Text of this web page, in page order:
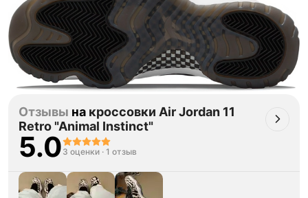
Тройная гарантия
оригинальности
Товар сертифицирован и опломбирован.
Проверяем на оригинальность
по 16 параметрам.
Если придёт подделка — вернём деньги
в трёхкратном размере.
Как мы провеяем товары
Отзывы на кроссовки Air Jordan 11
Retro "Animal Instinct"
5.0 3 оценки · 1 отзыв